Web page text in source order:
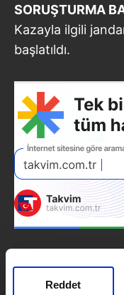
Reddet
SORUŞTURMA
Kazayla ilgili
başlatıldı.